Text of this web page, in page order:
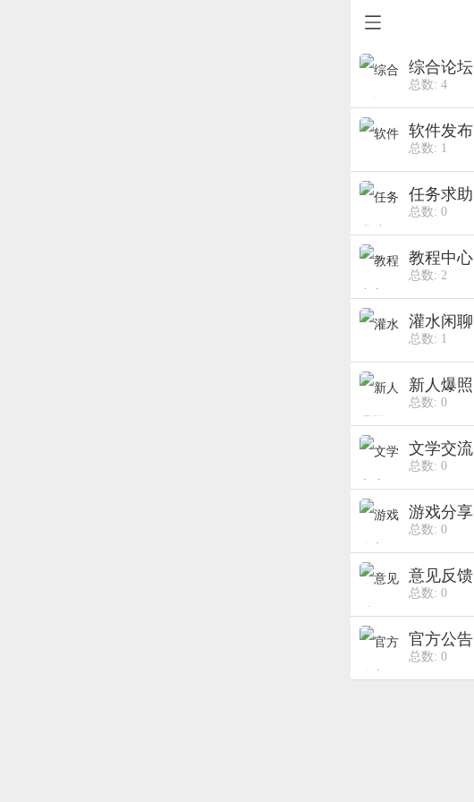
综合论坛
总数: 4
软件发布
总数: 1
任务求助
总数: 0
教程中心
总数: 2
灌水闲聊
总数: 1
新人爆照
总数: 0
文学交流
总数: 0
游戏分享
总数: 0
意见反馈
总数: 0
官方公告
总数: 0